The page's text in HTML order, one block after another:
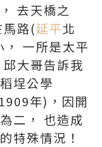
去天橋之
路(延平北
一所是太平
大哥告訴我
埕公學
年)，因開
二， 也造成
特殊情況！